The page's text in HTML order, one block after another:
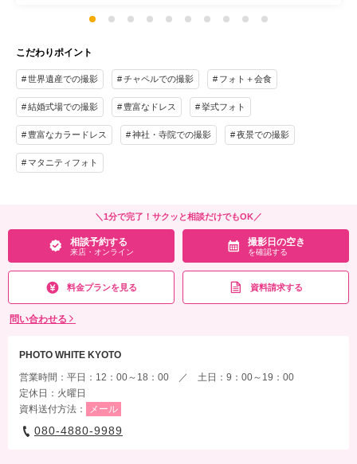
こだわりポイント
世界遺産での撮影 チャペルでの撮影 フォト＋会食
結婚式場での撮影 豊富なドレス 挙式フォト
豊富なカラードレス 神社・寺院での撮影 夜景での撮影
マタニティフォト
＼1分で完了！サクッと相談だけでもOK／
相談予約する
来店・オンライン
撮影日の空き
を確認する
料金プランを見る 資料請求する
問い合わせる
PHOTO WHITE KYOTO
営業時間：平日：12：00～18：00 ／ 土日：9：00～19：00
定休日：火曜日
資料送付方法：
メール
080-4880-9989